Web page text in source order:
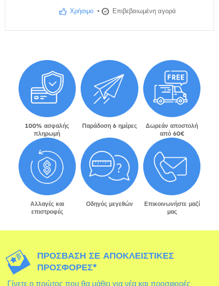
Χρήσιμο • Επιβεβαιωμένη αγορά
100% ασφαλής
πληρωμή
Παράδοση 6 ημέρες
Δωρεάν αποστολή
από 60€
Αλλαγές και
επιστροφές
Οδηγός μεγεθών
Επικοινωνήστε μαζί
μας
ΠΡΌΣΒΑΣΗ ΣΕ ΑΠΟΚΛΕΙΣΤΙΚΈΣ
ΠΡΟΣΦΟΡΈΣ*
Γίνετε ο πρώτος που θα μάθει για νέα και προσφορές